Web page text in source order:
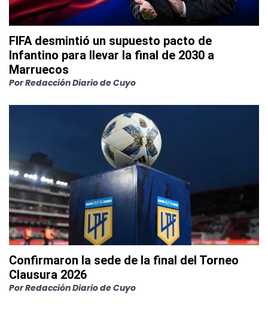
FIFA desmintió un supuesto pacto de
Infantino para llevar la final de 2030 a
Marruecos
PorRedacción Diario de Cuyo
Confirmaron la sede de la final del Torneo
Clausura 2026
PorRedacción Diario de Cuyo